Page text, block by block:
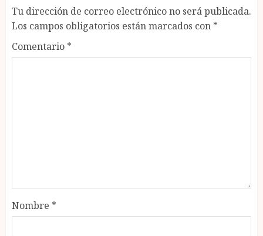
Tu dirección de correo electrónico no será publicada.
Los campos obligatorios están marcados con *
Comentario *
Nombre *